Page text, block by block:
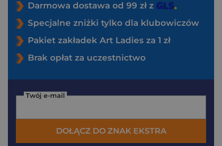
Darmowa dostawa od 99 zł z
Specjalne zniżki tylko dla klubowiczów
Pakiet zakładek Art Ladies za 1 zł
Brak opłat za uczestnictwo
Twój e-mail
DOŁĄCZ DO ZNAK EKSTRA